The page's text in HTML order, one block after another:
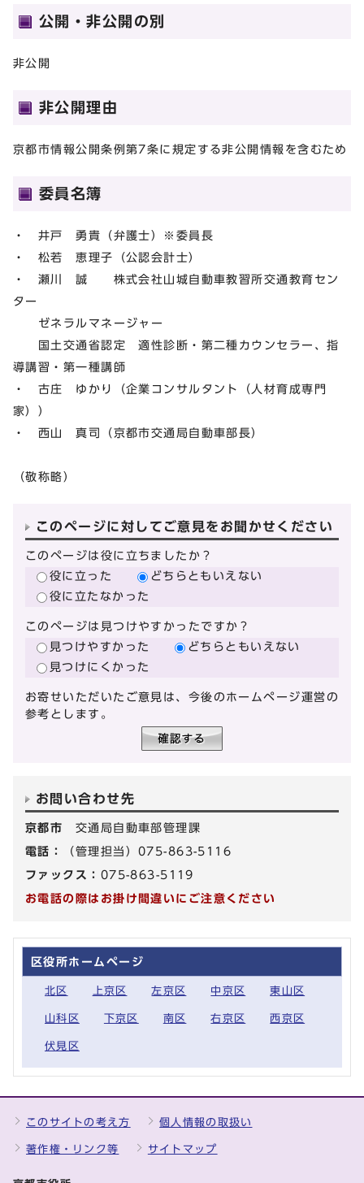
公開・非公開の別
非公開
非公開理由
京都市情報公開条例第7条に規定する非公開情報を含むため
委員名簿
・ 井戸 勇貴（弁護士）※委員長
・ 松若 恵理子（公認会計士）
・ 瀬川 誠 株式会社山城自動車教習所交通教育セン
ター
ゼネラルマネージャー
国土交通省認定 適性診断・第二種カウンセラー、指
導講習・第一種講師
・ 古庄 ゆかり（企業コンサルタント（人材育成専門
家））
・ 西山 真司（京都市交通局自動車部長）
（敬称略）
このページに対してご意見をお聞かせください
このページは役に立ちましたか？
役に立った
どちらともいえない
役に立たなかった
このページは見つけやすかったですか？
見つけやすかった
どちらともいえない
見つけにくかった
お寄せいただいたご意見は、今後のホームページ運営の
参考とします。
お問い合わせ先
京都市 交通局自動車部管理課
電話：
（管理担当）075-863-5116
ファックス： 075-863-5119
お電話の際はお掛け間違いにご注意ください
区役所ホームページ
北区 上京区 左京区 中京区 東山区
山科区 下京区 南区 右京区 西京区
伏見区
このサイトの考え方 個人情報の取扱い
著作権・リンク等 サイトマップ